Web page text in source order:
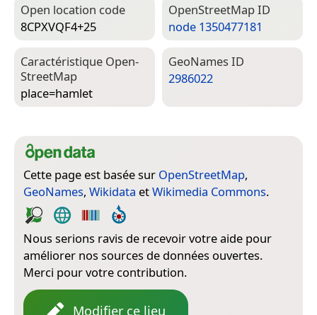
Open location code
8CPXVQF4+25
Open­Street­Map ID
node 1350477181
Caractéristique Open­
Street­Map
place=­hamlet
Geo­Names ID
2986022
Cette page est basée sur OpenStreetMap,
GeoNames, Wikidata etWikimedia Commons.
Nous serions ravis de recevoir votre aide pour
améliorer nos sources de données ouvertes.
Merci pour votre contribution.
Modifier ce lieu